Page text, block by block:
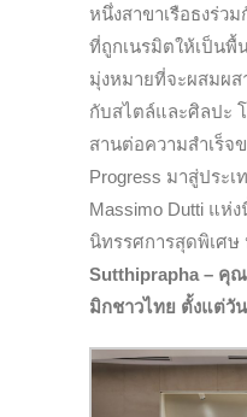
หนึ่งสาขาเรือธงร่ว
ที่ถูกเนรมิตให้เป็น
มุ่งหมายที่จะผสมผส
กับสไตล์และศิลปะ
สานต่อความสำเร็จ
Progress มาสู่ประ
Massimo Dutti แห่
นิทรรศการสุดพิเศษ
Sutthiprapha – คุณ
มิกชาวไทย ตั้งแต่วั